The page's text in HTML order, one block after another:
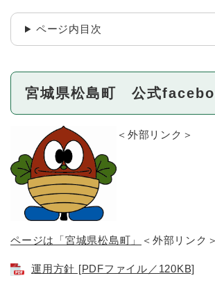
ページ内目次
宮城県松島町 公式
＜外部リンク＞
ページは「宮城県松島町」 ＜外部リンク＞
運用方針 [PDFファイル／120KB]